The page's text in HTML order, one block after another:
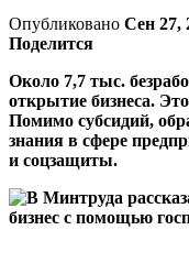
Опубликовано Сен 27,
Поделится
Около 7,7 тыc.
открытие бизнеса.
Помимо субсидий,
знания в сфере
и соцзащиты.